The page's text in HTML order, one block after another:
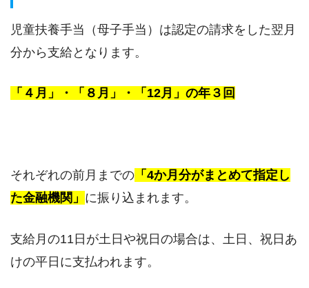
児童扶養手当（母子手当）は認定の請求をした翌月
分から支給となります。
「４月」・「８月」・「12月」の年３回
それぞれの前月までの 「4か月分がまとめて指定し
た金融機関」 に振り込まれます。
支給月の11日が土日や祝日の場合は、土日、祝日あ
けの平日に支払われます。